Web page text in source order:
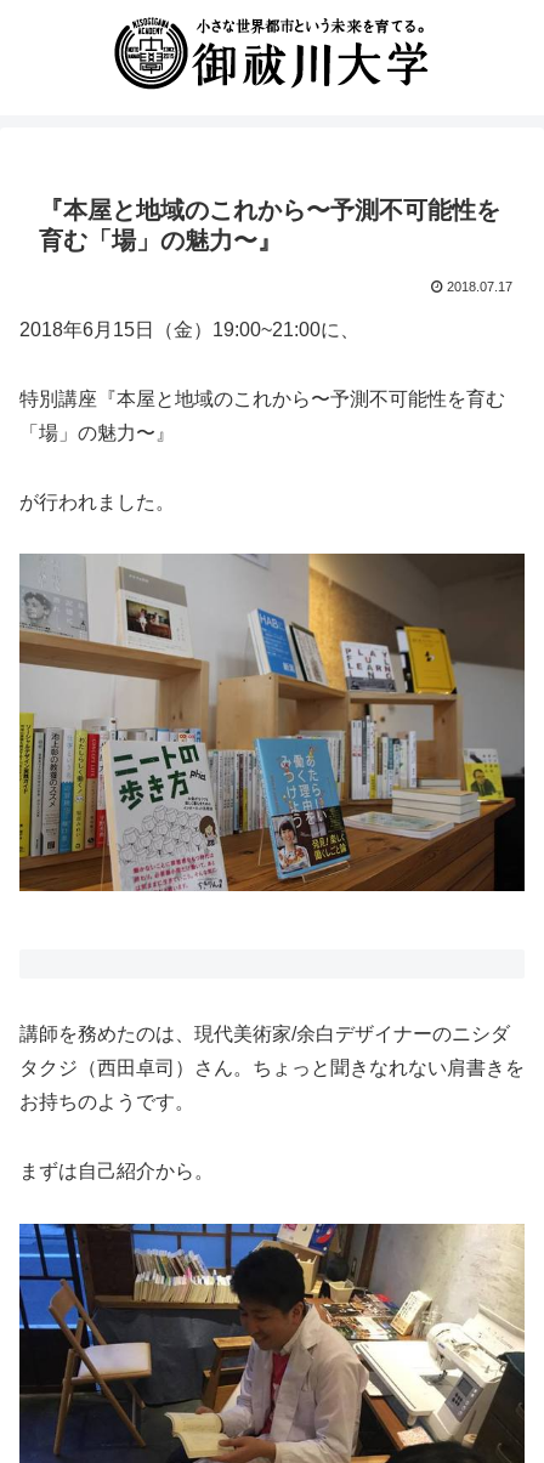
『本屋と地域のこれから〜予測不可能性を
育む「場」の魅力〜』
2018.07.17
2018年6月15日（金）19:00~21:00に、
特別講座『本屋と地域のこれから〜予測不可能性を育む
「場」の魅力〜』
が行われました。
講師を務めたのは、現代美術家/余白デザイナーのニシダ
タクジ（西田卓司）さん。ちょっと聞きなれない肩書きを
お持ちのようです。
まずは自己紹介から。